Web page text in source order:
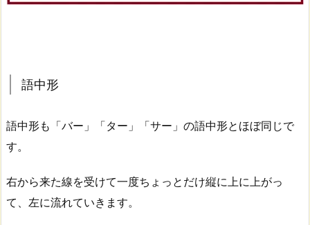
語中形
語中形も「バー」「ター」「サー」の語中形とほぼ同じで
す。
右から来た線を受けて一度ちょっとだけ縦に上に上がっ
て、左に流れていきます。